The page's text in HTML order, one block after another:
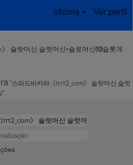
Idioma Ver perfil
슬랏머신 슬럿머신▫슬로머신⑽슬롯게
"스피드바카라《trrt2_com》 슬랏머신 슬럿